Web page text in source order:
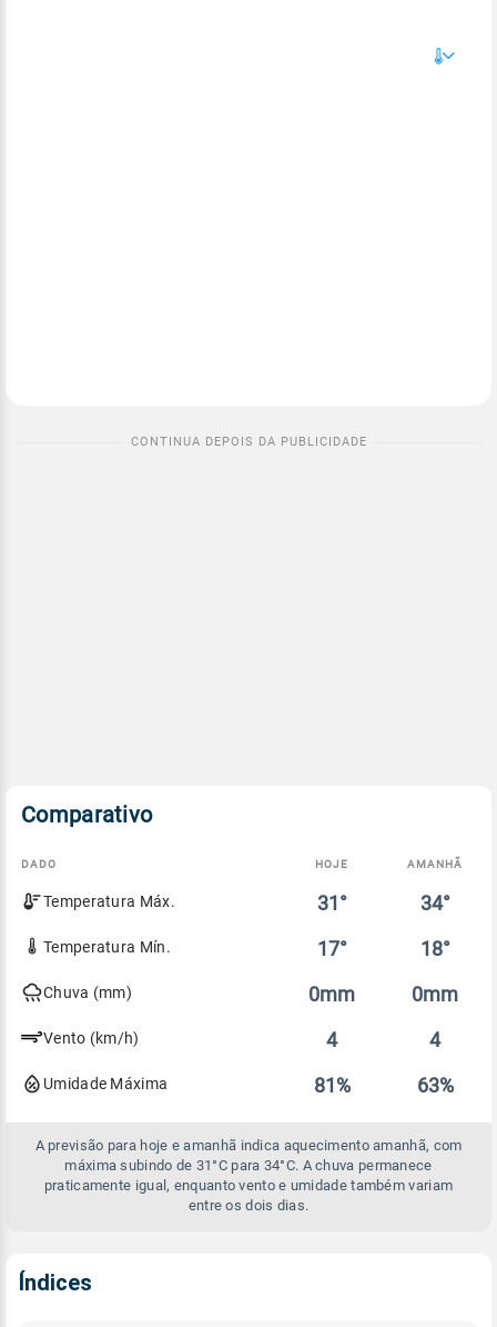
Comparativo
Comparativo
entre
previsão
hoje
DADO HOJE AMANHÃ
Temperatura Máx. 31° 34°
Temperatura Mín. 17° 18°
Chuva (mm) 0mm 0mm
Vento (km/h) 4 4
Umidade Máxima 81% 63%
A previsão para hoje e amanhã indica aquecimento amanhã, com
máxima subindo de 31°C para 34°C. A chuva permanece
praticamente igual, enquanto vento e umidade também variam
entre os dois dias.
Índices